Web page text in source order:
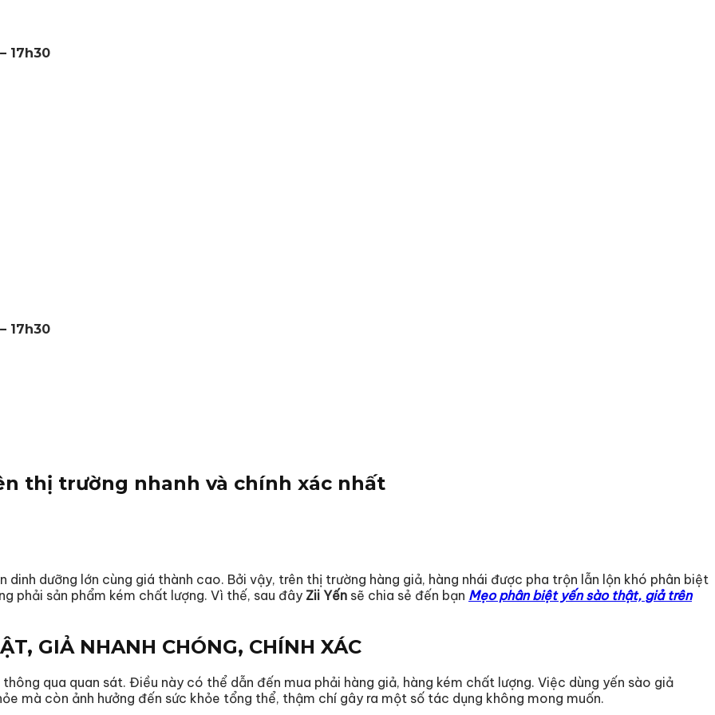
17h30
17h30
thị trường nhanh và chính xác nhất
dưỡng lớn cùng giá thành cao. Bởi vậy, trên thị trường hàng giả, hàng nhái được pha trộn lẫn lộn khó phân biệt
phải sản phẩm kém chất lượng. Vì thế, sau đây Zii Yến sẽ chia sẻ đến bạn Mẹo phân biệt yến sào thật, giả trên
GIẢ NHANH CHÓNG, CHÍNH XÁC
qua quan sát. Điều này có thể dẫn đến mua phải hàng giả, hàng kém chất lượng. Việc dùng yến sào giả
mà còn ảnh hưởng đến sức khỏe tổng thể, thậm chí gây ra một số tác dụng không mong muốn.